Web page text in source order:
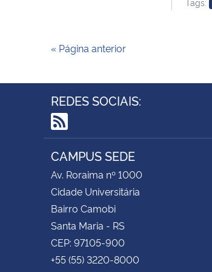
« Página anterior
REDES SOCIAIS:
RSS
CAMPUS SEDE
Av. Roraima nº 1000
Cidade Universitária
Bairro Camobi
Santa Maria - RS
CEP: 97105-900
+55 (55) 3220-8000